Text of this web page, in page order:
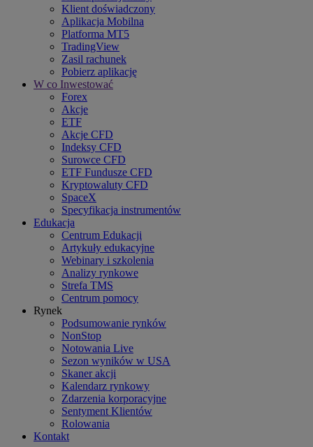
Klient doświadczony
Aplikacja Mobilna
Platforma MT5
TradingView
Zasil rachunek
Pobierz aplikację
W co Inwestować
Forex
Akcje
ETF
Akcje CFD
Indeksy CFD
Surowce CFD
ETF Fundusze CFD
Kryptowaluty CFD
SpaceX
Specyfikacja instrumentów
Edukacja
Centrum Edukacji
Artykuły edukacyjne
Webinary i szkolenia
Analizy rynkowe
Strefa TMS
Centrum pomocy
Rynek
Podsumowanie rynków
NonStop
Notowania Live
Sezon wyników w USA
Skaner akcji
Kalendarz rynkowy
Zdarzenia korporacyjne
Sentyment Klientów
Rolowania
Kontakt